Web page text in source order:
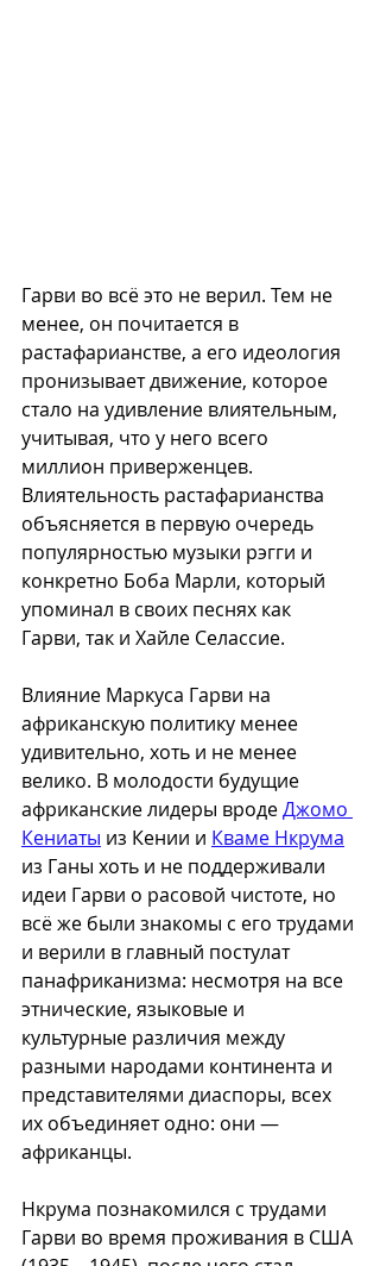
Гарви во всё это не верил. Тем не
менее, он почитается в
растафарианстве, а его идеология
пронизывает движение, которое
стало на удивление влиятельным,
учитывая, что у него всего
миллион приверженцев.
Влиятельность растафарианства
объясняется в первую очередь
популярностью музыки рэгги и
конкретно Боба Марли, который
упоминал в своих песнях как
Гарви, так и Хайле Селассие.
Влияние Маркуса Гарви на
африканскую политику менее
удивительно, хоть и не менее
велико. В молодости будущие
африканские лидеры вроде Джомо
Кениаты из Кении и Кваме Нкрума
из Ганы хоть и не поддерживали
идеи Гарви о расовой чистоте, но
всё же были знакомы с его трудами
и верили в главный постулат
панафриканизма: несмотря на все
этнические, языковые и
культурные различия между
разными народами континента и
представителями диаспоры, всех
их объединяет одно: они —
африканцы.
Нкрума познакомился с трудами
Гарви во время проживания в США